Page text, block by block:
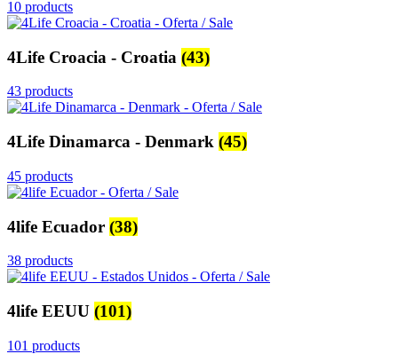
10 products
4Life Croacia - Croatia (43)
43 products
4Life Dinamarca - Denmark (45)
45 products
4life Ecuador (38)
38 products
4life EEUU (101)
101 products